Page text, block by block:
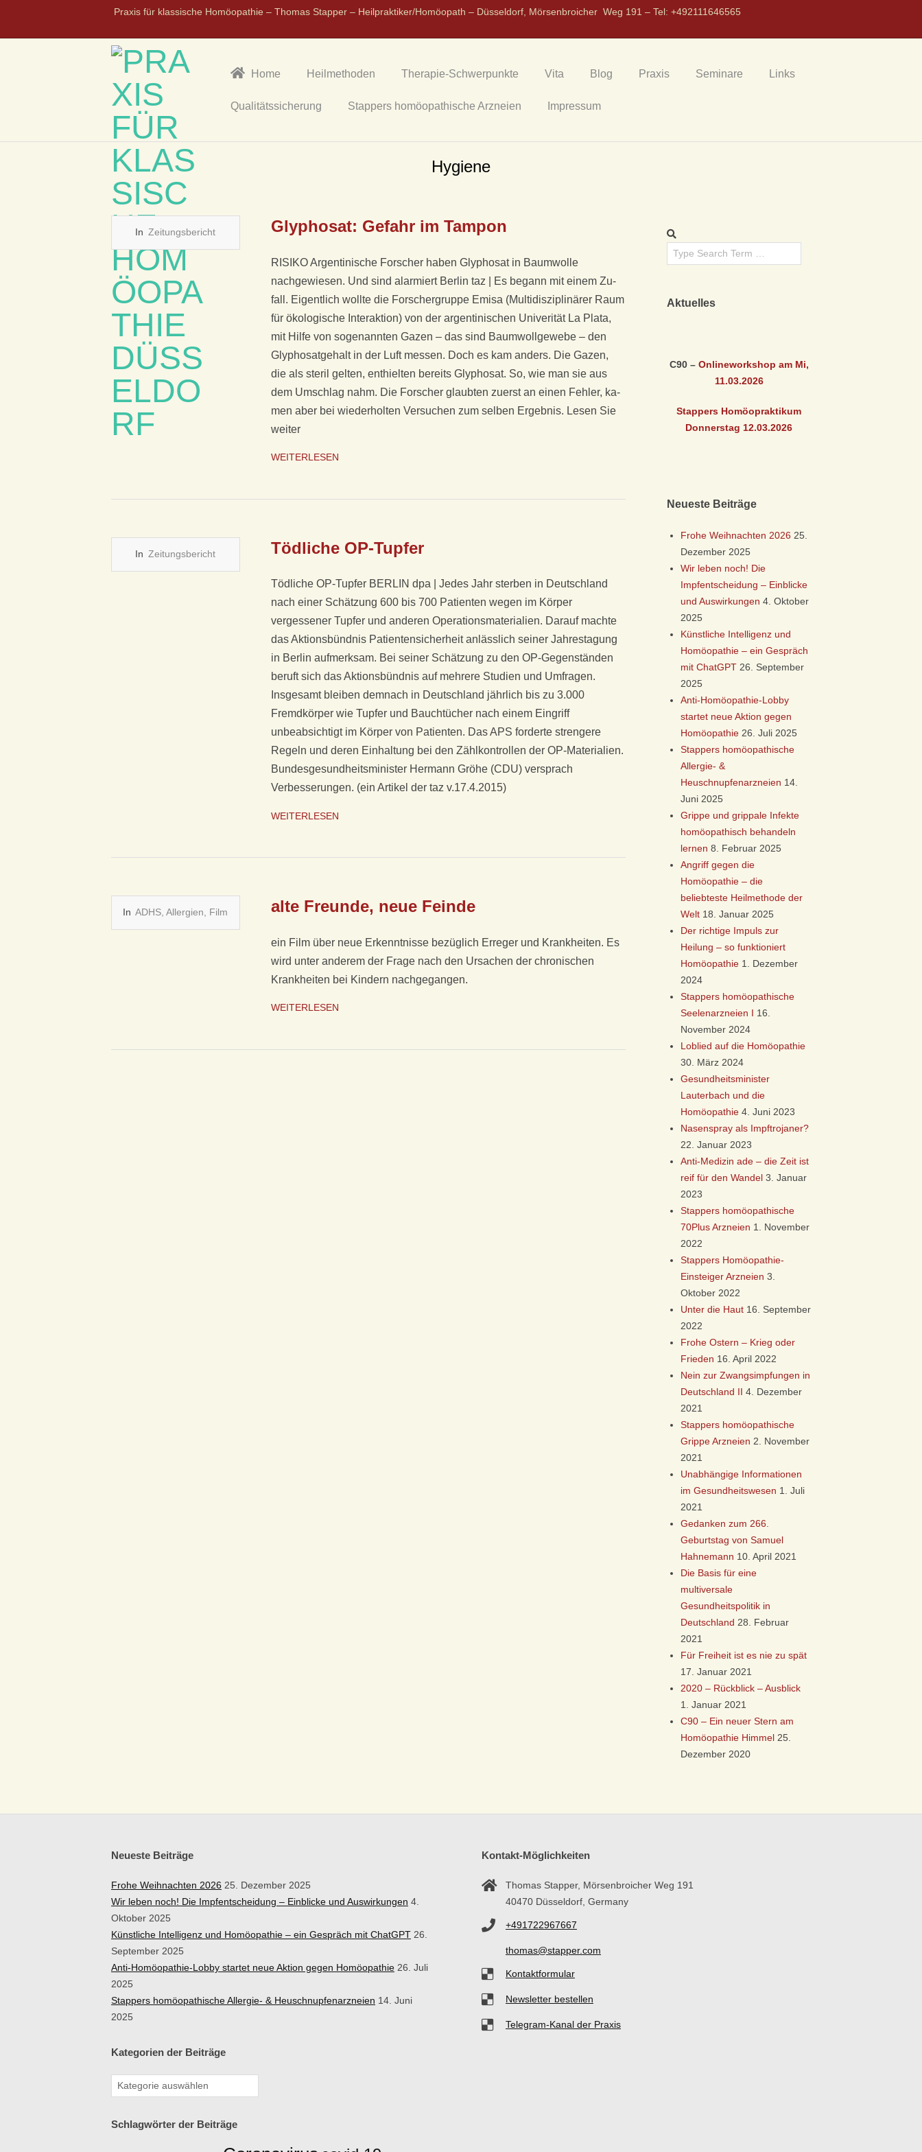
Praxis für klassische Homöopathie – Thomas Stapper – Heilpraktiker/Homöopath – Düsseldorf, Mörsenbroicher Weg 191 – Tel: +492111646565
P
R
A
X
I
S
F
Ü
R
K
A
S
S
O
P
H
Home Heilmethoden Therapie-Schwerpunkte Vita Blog Praxis Seminare Links
Qualitätssicherung Stappers homöopathische Arzneien Impressum
Hygiene
In Zeitungsbericht Glyphosat: Gefahr im Tampon
RISIKO Argentinische Forscher haben Glyphosat in Baumwolle
nachgewiesen. Und sind alarmiert Ber­lin taz | Es be­gann mit ei­nem Zu­
fall. Ei­gent­lich woll­te die For­scher­grup­pe Emi­sa (Mul­ti­dis­zi­pli­nä­rer Raum
für öko­lo­gi­sche In­ter­ak­ti­on) von der ar­gen­ti­ni­schen Uni­ve­ri­tät La Pla­ta,
mit Hil­fe von so­ge­nann­ten Ga­zen – das sind Baumwollgewe­be – den
Gly­pho­sat­ge­halt in der Luft mes­sen. Doch es kam an­ders. Die Ga­zen,
die als ste­ril gel­ten, ent­hiel­ten be­reits Gly­pho­sat. So, wie man sie aus
dem Um­schlag nahm. Die For­scher glaub­ten zu­erst an ei­nen Feh­ler, ka­
men aber bei wie­der­hol­ten Ver­su­chen zum sel­ben Er­geb­nis. Lesen Sie
weiter
WEITERLESEN
In Zeitungsbericht Tödliche OP-Tupfer
Tödliche OP-Tupfer BERLIN dpa | Jedes Jahr sterben in Deutschland
nach einer Schätzung 600 bis 700 Patienten wegen im Körper
vergessener Tupfer und anderen Operationsmaterialien. Darauf machte
das Aktionsbündnis Patientensicherheit anlässlich seiner Jahrestagung
in Berlin aufmerksam. Bei seiner Schätzung zu den OP-Gegenständen
beruft sich das Aktionsbündnis auf mehrere Studien und Umfragen.
Insgesamt bleiben demnach in Deutschland jährlich bis zu 3.000
Fremdkörper wie Tupfer und Bauchtücher nach einem Eingriff
unbeabsichtigt im Körper von Patienten. Das APS forderte strengere
Regeln und deren Einhaltung bei den Zählkontrollen der OP-Materialien.
Bundesgesundheitsminister Hermann Gröhe (CDU) versprach
Verbesserungen. (ein Artikel der taz v.17.4.2015)
WEITERLESEN
In ADHS,Allergien, Film alte Freunde, neue Feinde
ein Film über neue Erkenntnisse bezüglich Erreger und Krankheiten. Es
wird unter anderem der Frage nach den Ursachen der chronischen
Krankheiten bei Kindern nachgegangen.
WEITERLESEN
Aktuelles
C90 – Onlineworkshop am Mi,
11.03.2026
Stappers Homöopraktikum
Donnerstag 12.03.2026
Neueste Beiträge
Frohe Weihnachten 2026 25.
Dezember 2025
Wir leben noch! Die
Impfentscheidung – Einblicke
und Auswirkungen 4. Oktober
2025
Künstliche Intelligenz und
Homöopathie – ein Gespräch
mit ChatGPT 26. September
2025
Anti-Homöopathie-Lobby
startet neue Aktion gegen
Homöopathie 26. Juli 2025
Stappers homöopathische
Allergie- &
Heuschnupfenarzneien 14.
Juni 2025
Grippe und grippale Infekte
homöopathisch behandeln
lernen 8. Februar 2025
Angriff gegen die
Homöopathie – die
beliebteste Heilmethode der
Welt 18. Januar 2025
Der richtige Impuls zur
Heilung – so funktioniert
Homöopathie 1. Dezember
2024
Stappers homöopathische
Seelenarzneien I 16.
November 2024
Loblied auf die Homöopathie
30. März 2024
Gesundheitsminister
Lauterbach und die
Homöopathie 4. Juni 2023
Nasenspray als Impftrojaner?
22. Januar 2023
Anti-Medizin ade – die Zeit ist
reif für den Wandel 3. Januar
2023
Stappers homöopathische
70Plus Arzneien 1. November
2022
Stappers Homöopathie-
Einsteiger Arzneien 3.
Oktober 2022
Unter die Haut 16. September
2022
Frohe Ostern – Krieg oder
Frieden 16. April 2022
Nein zur Zwangsimpfungen in
Deutschland II 4. Dezember
2021
Stappers homöopathische
Grippe Arzneien 2. November
2021
Unabhängige Informationen
im Gesundheitswesen 1. Juli
2021
Gedanken zum 266.
Geburtstag von Samuel
Hahnemann 10. April 2021
Die Basis für eine
multiversale
Gesundheitspolitik in
Deutschland 28. Februar
2021
Für Freiheit ist es nie zu spät
17. Januar 2021
2020 – Rückblick – Ausblick
1. Januar 2021
C90 – Ein neuer Stern am
Homöopathie Himmel 25.
Dezember 2020
Neueste Beiträge
Frohe Weihnachten 2026 25. Dezember 2025
Wir leben noch! Die Impfentscheidung – Einblicke und Auswirkungen 4.
Oktober 2025
Künstliche Intelligenz und Homöopathie – ein Gespräch mit ChatGPT 26.
September 2025
Anti-Homöopathie-Lobby startet neue Aktion gegen Homöopathie 26. Juli
2025
Stappers homöopathische Allergie- & Heuschnupfenarzneien 14. Juni
2025
Kategorien der Beiträge
Schlagwörter der Beiträge
Kontakt-Möglichkeiten
Thomas Stapper, Mörsenbroicher Weg 191
40470 Düsseldorf, Germany
+491722967667
thomas@stapper.com
Kontaktformular
Newsletter bestellen
Telegram-Kanal der Praxis